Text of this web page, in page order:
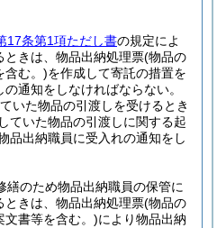
17条第1項ただし書の規定によ
ときは、物品出納処理票(物品の
含む。)を作成して寄託の措置を
通知をしなければならない。
いた物品の引渡しを受けるとき
ていた物品の引渡しに関する起
品出納職員に受入れの通知をし
繕のため物品出納職員の保管に
ときは、物品出納処理票(物品の
文書等を含む。)により物品出納